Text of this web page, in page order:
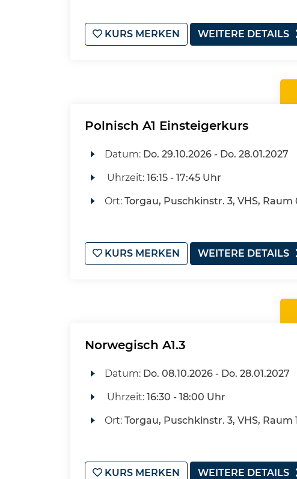
KURS MERKEN WEITERE DETAILS
Polnisch A1 Einsteigerkurs
Datum: Do. 29.10.2026 - Do. 28.01.2027
Uhrzeit: 16:15 - 17:45 Uhr
Ort: Torgau, Puschkinstr. 3, VHS, Raum
KURS MERKEN WEITERE DETAILS
Norwegisch A1.3
Datum: Do. 08.10.2026 - Do. 28.01.2027
Uhrzeit: 16:30 - 18:00 Uhr
Ort: Torgau, Puschkinstr. 3, VHS, Raum
KURS MERKEN WEITERE DETAILS